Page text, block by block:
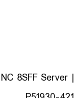
8SFF Server |